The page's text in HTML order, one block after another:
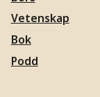
Vetenskap
Bok
Podd